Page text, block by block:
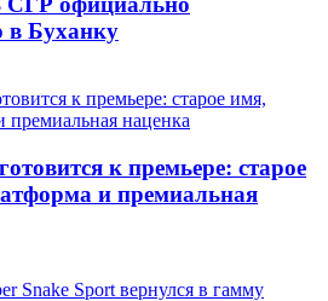
в Буханку
к премьере: старое
и премиальная